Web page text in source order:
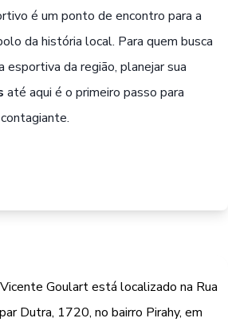
é um ponto de encontro para a
da história local. Para quem busca
esportiva da região, planejar sua
até aqui é o primeiro passo para
Goulart está localizado na Rua
Dutra, 1720, no bairro Pirahy, em